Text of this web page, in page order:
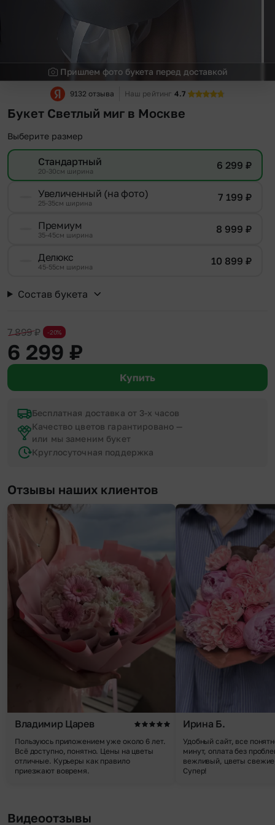
Пришлем фото букета перед доставкой
9132 отзыва Наш рейтинг 4.7
Букет Светлый миг в Москве
Выберите размер
Стандартный
20-30см ширина 6 299 ₽
Увеличенный (на фото)
25-35см ширина 7 199 ₽
Премиум
35-45см ширина 8 999 ₽
Делюкс
45-55см ширина 10 899 ₽
Состав букета
7 899₽ -20%
6 299 ₽
Купить
Бесплатная доставка от 3-х часов
Качество цветов гарантировано —
или мы заменим букет
Круглосуточная поддержка
Отзывы наших клиентов
Владимир Царев
Пользуюсь приложением уже около 6 лет.
Всё доступно, понятно. Цены на цветы
отличные. Курьеры как правило
приезжают вовремя.
Ирина Б.
Удобный сайт, все
минут, оплата без
вежливый, цветы
Супер!
Видеоотзывы